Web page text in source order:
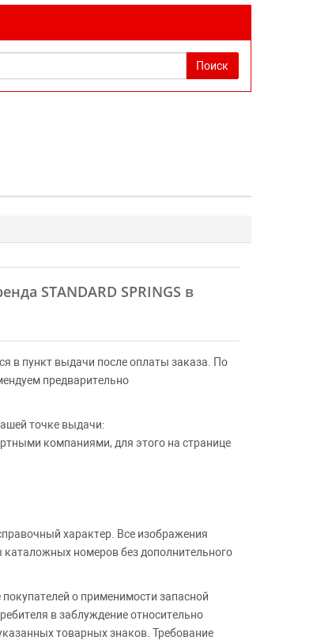
Поиск
STANDARD SPRINGS в
в пункт выдачи после оплаты заказа. По
предварительно
точке выдачи:
компаниями, для этого на странице
характер. Все изображения
номеров без дополнительного
о применимости запасной
в заблуждение относительно
товарных знаков. Требование